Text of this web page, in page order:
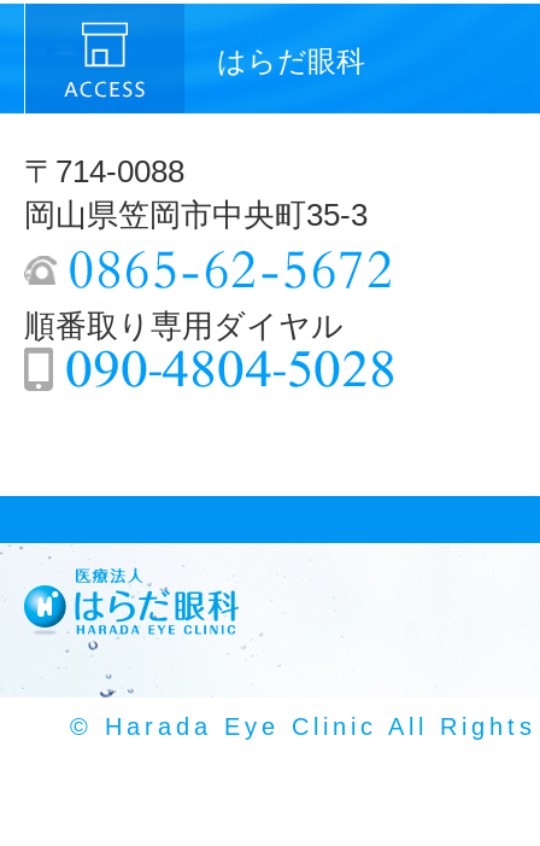
はらだ眼科
〒714-0088
岡山県笠岡市中央町35-3
順番取り専用ダイヤル
© Harada Eye Clinic All